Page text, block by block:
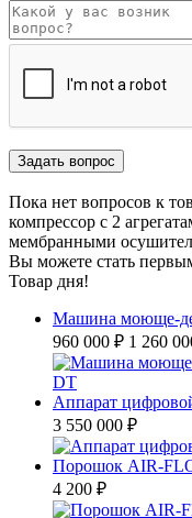
Пока нет вопросов к
компрессор с 2
мембранными
Вы можете стать
Товар дня!
Машина моюще-
960 000 ₽ 1 260
Аппарат
3 550 000 ₽
Порошок AIR-
4 200 ₽